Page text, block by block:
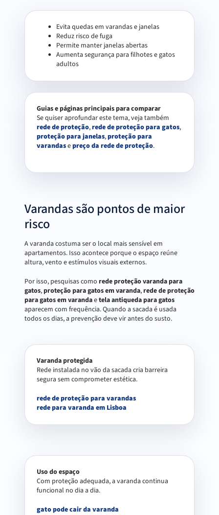
Evita quedas em varandas e janelas
Reduz risco de fuga
Permite manter janelas abertas
Aumenta segurança para filhotes e gatos
adultos
Guias e páginas principais para comparar
Se quiser aprofundar este tema, veja também
rede de proteção,rede de proteção para gatos,
proteção para janelas,proteção para
varandasepreço da rede de proteção.
Varandas são pontos de maior
risco
A varanda costuma ser o local mais sensível em
apartamentos. Isso acontece porque o espaço reúne
altura, vento e estímulos visuais externos.
Por isso, pesquisas como rede proteção varanda para
gatos, proteção para gatos em varanda, rede de proteção
para gatos em varandaetela antiqueda para gatos
aparecem com frequência. Quando a sacada é usada
todos os dias, a prevenção deve vir antes do susto.
Varanda protegida
Rede instalada no vão da sacada cria barreira
segura sem comprometer estética.
rede de proteção para varandas
rede para varanda em Lisboa
Uso do espaço
Com proteção adequada, a varanda continua
funcional no dia a dia.
gato pode cair da varanda